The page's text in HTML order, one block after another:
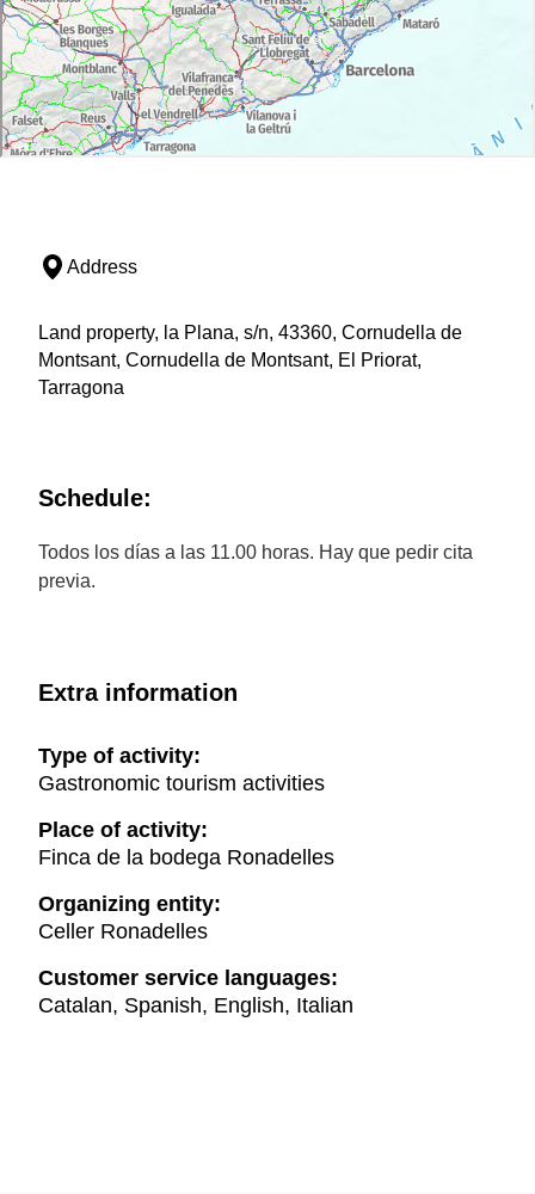
Address
Land property, la Plana, s/n, 43360, Cornudella de
Montsant, Cornudella de Montsant, El Priorat,
Tarragona
Schedule:
Todos los días a las 11.00 horas. Hay que pedir cita
previa.
Extra information
Type of activity:
Gastronomic tourism activities
Place of activity:
Finca de la bodega Ronadelles
Organizing entity:
Celler Ronadelles
Customer service languages:
Catalan, Spanish, English, Italian